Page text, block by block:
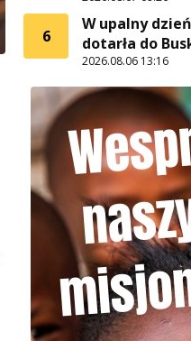
6
W upalny
dotarła do
2026.08.06 13:16